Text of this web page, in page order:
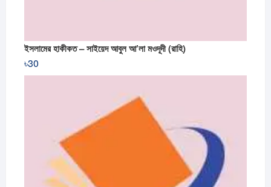
ইসলামের হাকীকত – সাইয়েদ আবুল আ’লা মওদূদী (রাহি)
৳30